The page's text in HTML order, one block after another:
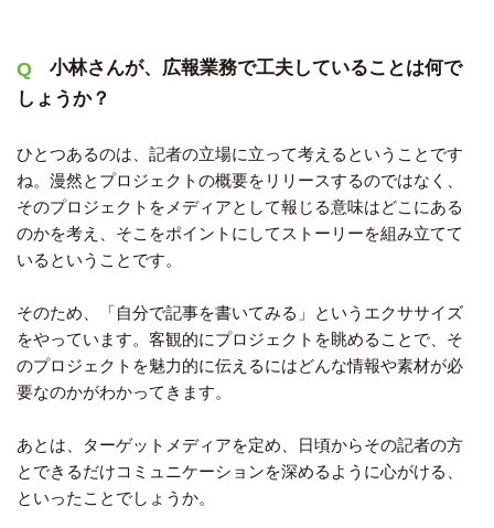
小林さんが、広報業務で工夫していることは何で
しょうか？
ひとつあるのは、記者の立場に立って考えるということです
ね。漫然とプロジェクトの概要をリリースするのではなく、
そのプロジェクトをメディアとして報じる意味はどこにある
のかを考え、そこをポイントにしてストーリーを組み立てて
いるということです。
そのため、「自分で記事を書いてみる」というエクササイズ
をやっています。客観的にプロジェクトを眺めることで、そ
のプロジェクトを魅力的に伝えるにはどんな情報や素材が必
要なのかがわかってきます。
あとは、ターゲットメディアを定め、日頃からその記者の方
とできるだけコミュニケーションを深めるように心がける、
といったことでしょうか。